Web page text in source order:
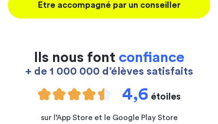
Etre accompagné par un conseiller
Ils nous font confiance
+ de 1 000 000 d’élèves satisfaits
4,6 étoiles
sur l’App Store et le Google Play Store